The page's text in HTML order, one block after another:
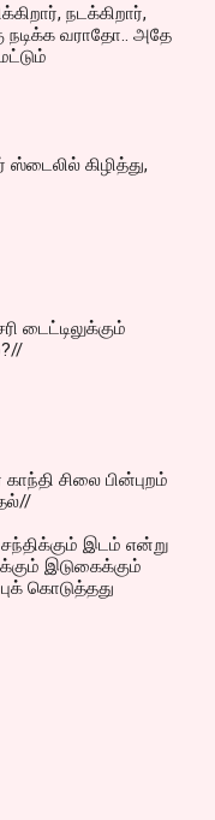
நடக்கிறார்,
நடிக்க வராதோ.. அதே
கிழித்து,
டைட்டிலுக்கும்
சிலை பின்புறம்
இடம் என்று
இடுகைக்கும்
கொடுத்தது